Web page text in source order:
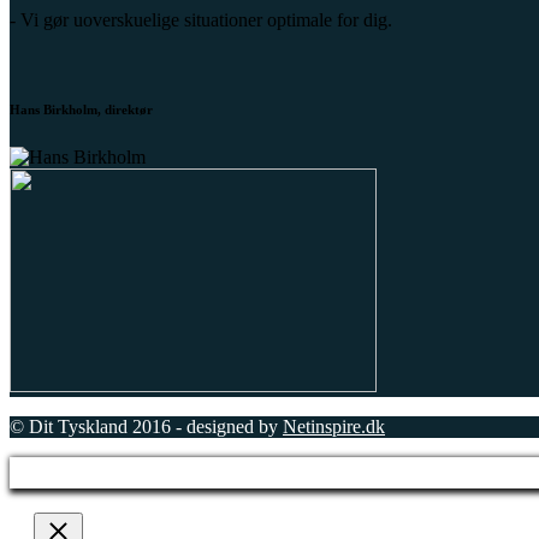
- Vi gør uoverskuelige situationer optimale for dig.
Hans Birkholm, direktør
© Dit Tyskland 2016 - designed by Netinspire.dk